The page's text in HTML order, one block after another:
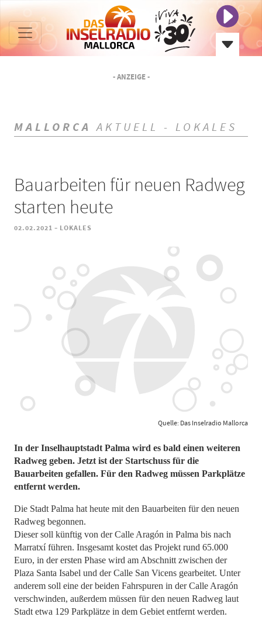
- ANZEIGE -
MALLORCA AKTUELL - LOKALES
Bauarbeiten für neuen Radweg
starten heute
02.02.2021 - LOKALES
Quelle: Das Inselradio Mallorca
In der Inselhauptstadt Palma wird es bald einen weiteren
Radweg geben. Jetzt ist der Startschuss für die
Bauarbeiten gefallen. Für den Radweg müssen Parkplätze
entfernt werden.
Die Stadt Palma hat heute mit den Bauarbeiten für den neuen
Radweg begonnen.
Dieser soll künftig von der Calle Aragón in Palma bis nach
Marratxí führen. Insgesamt kostet das Projekt rund 65.000
Euro, in der ersten Phase wird am Abschnitt zwischen der
Plaza Santa Isabel und der Calle San Vicens gearbeitet. Unter
anderem soll eine der beiden Fahrspuren in der Calle Aragón
verschwinden, außerdem müssen für den neuen Radweg laut
Stadt etwa 129 Parkplätze in dem Gebiet entfernt werden.